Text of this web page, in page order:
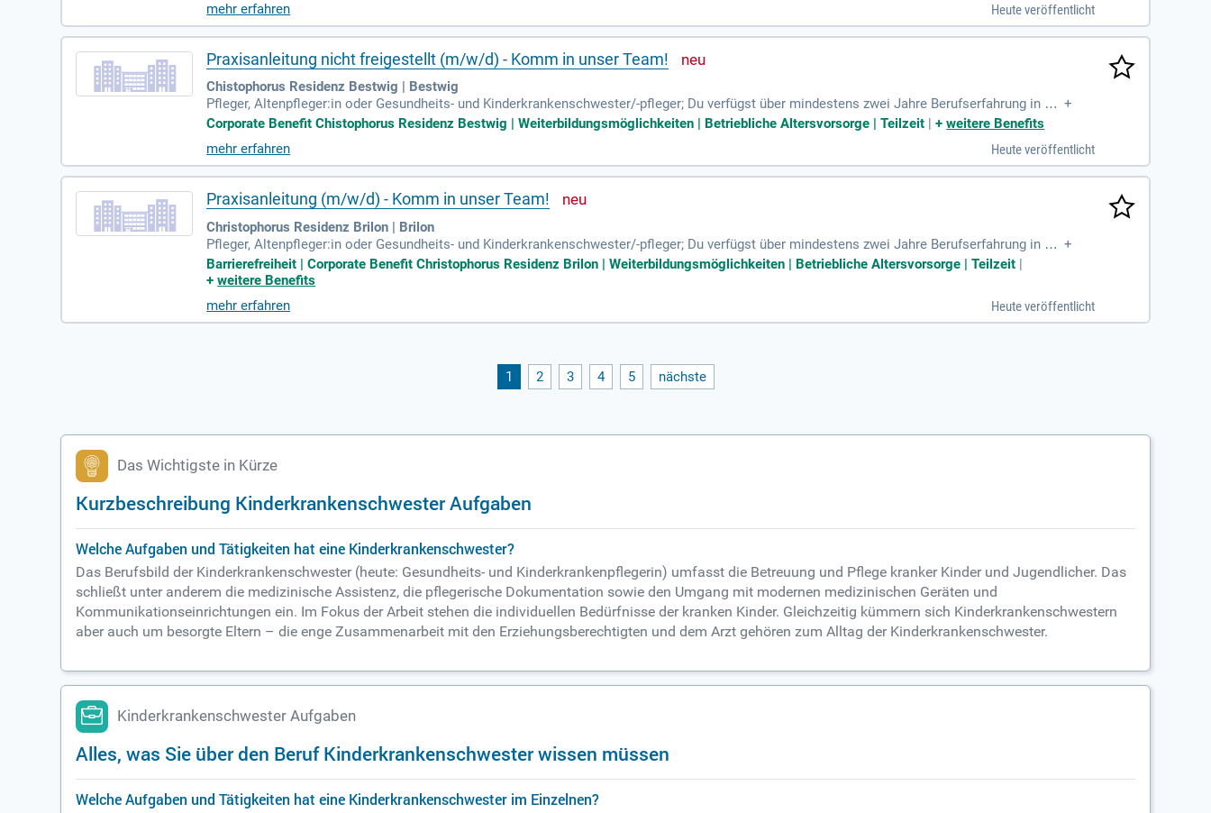
mehr erfahren
Heute veröffentlicht
Praxisanleitung nicht freigestellt (m/w/d) - Komm in unser Team!
Chistophorus Residenz Bestwig | Bestwig
Pfleger, Altenpfleger:in oder Gesundheits- und Kinderkrankenschwester/-pfleger; Du verfügst über mindestens zwei Jahre Berufserfahrung in der
Altenpflege; Mit deiner empathischen und verantwortungsbewussten Art verbreitest du ein positives Gefühl bei
+
Corporate Benefit Chistophorus Residenz Bestwig | Weiterbildungsmöglichkeiten | Betriebliche Altersvorsorge | Teilzeit |+weitere Benefits
mehr erfahren
Heute veröffentlicht
Praxisanleitung (m/w/d) - Komm in unser Team!
Christophorus Residenz Brilon | Brilon
Pfleger, Altenpfleger:in oder Gesundheits- und Kinderkrankenschwester/-pfleger; Du verfügst über mindestens zwei Jahre Berufserfahrung in der
Altenpflege; Mit Deiner empathischen und verantwortungsbewussten Art verbreitest Du ein positives Gefühl bei
+
Barrierefreiheit | Corporate Benefit Christophorus Residenz Brilon | Weiterbildungsmöglichkeiten | Betriebliche Altersvorsorge | Teilzeit |
+weitere Benefits
mehr erfahren
Heute veröffentlicht
1 2 3 4 5 nächste
Das Wichtigste in Kürze
Kurzbeschreibung Kinderkrankenschwester Aufgaben
Welche Aufgaben und Tätigkeiten hat eine Kinderkrankenschwester?
Das Berufsbild der Kinderkrankenschwester (heute: Gesundheits- und Kinderkrankenpflegerin) umfasst die Betreuung und Pflege kranker Kinder und Jugendlicher. Das
schließt unter anderem die medizinische Assistenz, die pflegerische Dokumentation sowie den Umgang mit modernen medizinischen Geräten und
Kommunikationseinrichtungen ein. Im Fokus der Arbeit stehen die individuellen Bedürfnisse der kranken Kinder. Gleichzeitig kümmern sich Kinderkrankenschwestern
aber auch um besorgte Eltern – die enge Zusammenarbeit mit den Erziehungsberechtigten und dem Arzt gehören zum Alltag der Kinderkrankenschwester.
Kinderkrankenschwester Aufgaben
Alles, was Sie über den Beruf Kinderkrankenschwester wissen müssen
Welche Aufgaben und Tätigkeiten hat eine Kinderkrankenschwester im Einzelnen?